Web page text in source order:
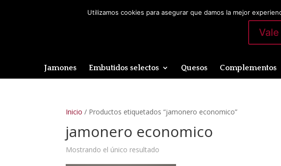
Jamones Embutidos selectos Quesos Complementos
Inicio / Productos etiquetados “jamonero economico”
jamonero economico
Mostrando el único resultado
Utilizamos cookies para asegurar que damos la mejor
Vale